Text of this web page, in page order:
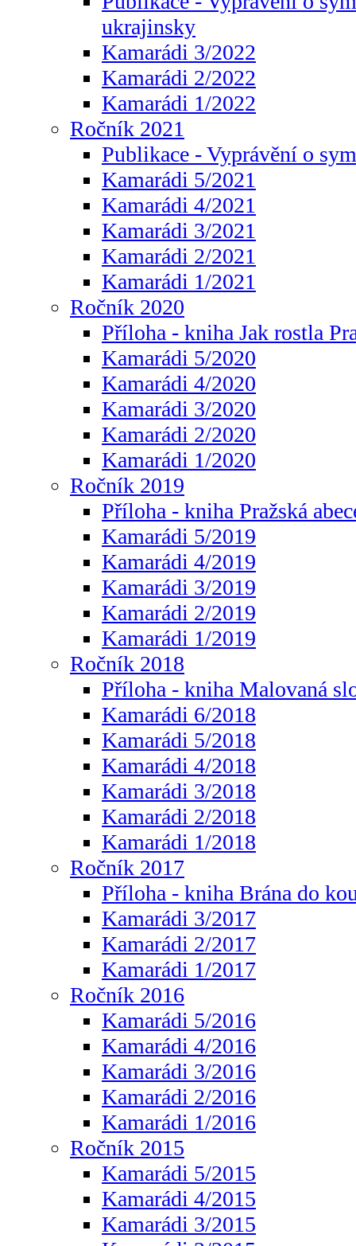
ukrajinsky
Kamarádi 3/2022
Kamarádi 2/2022
Kamarádi 1/2022
Ročník 2021
Publikace - Vyprávění o
Kamarádi 5/2021
Kamarádi 4/2021
Kamarádi 3/2021
Kamarádi 2/2021
Kamarádi 1/2021
Ročník 2020
Příloha - kniha Jak rostla
Kamarádi 5/2020
Kamarádi 4/2020
Kamarádi 3/2020
Kamarádi 2/2020
Kamarádi 1/2020
Ročník 2019
Příloha - kniha Pražská
Kamarádi 5/2019
Kamarádi 4/2019
Kamarádi 3/2019
Kamarádi 2/2019
Kamarádi 1/2019
Ročník 2018
Příloha - kniha Malovaná
Kamarádi 6/2018
Kamarádi 5/2018
Kamarádi 4/2018
Kamarádi 3/2018
Kamarádi 2/2018
Kamarádi 1/2018
Ročník 2017
Příloha - kniha Brána do
Kamarádi 3/2017
Kamarádi 2/2017
Kamarádi 1/2017
Ročník 2016
Kamarádi 5/2016
Kamarádi 4/2016
Kamarádi 3/2016
Kamarádi 2/2016
Kamarádi 1/2016
Ročník 2015
Kamarádi 5/2015
Kamarádi 4/2015
Kamarádi 3/2015